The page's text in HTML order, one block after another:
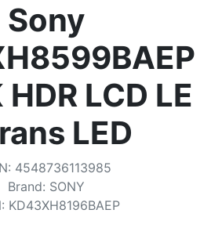
Sony
LCD LE
LED
: 4548736113985
Brand: SONY
: KD43XH8196BAEP